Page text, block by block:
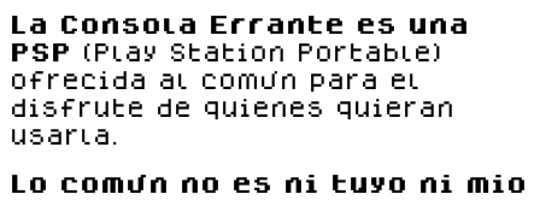
La Consola Errante es una
PSP
(Play Station Portable)
ofrecida al común para el
disfrute de quienes quieran
usarla.
Lo común no es ni tuyo ni mio